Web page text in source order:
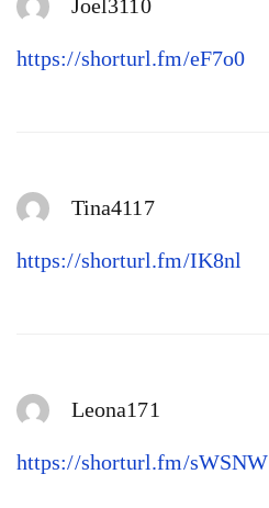
Joel3110
https://shorturl.fm/eF7o0
Tina4117
https://shorturl.fm/IK8nl
Leona171
https://shorturl.fm/sWSNW